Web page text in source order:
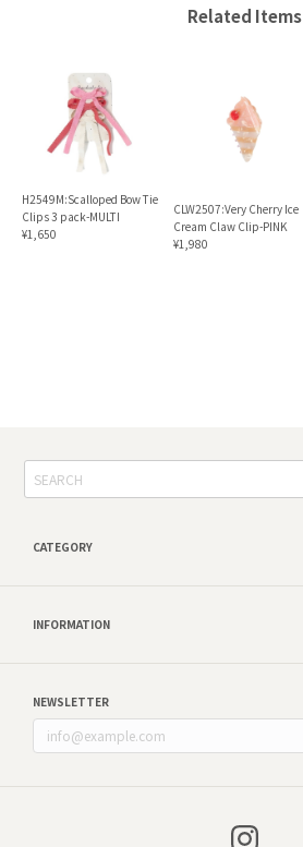
Related Items
H2549M:Scalloped Bow Tie
Clips 3 pack-MULTI
¥1,650
CLW2507:Very Cherry Ice
Cream Claw Clip-PINK
¥1,980
CATEGORY
INFORMATION
NEWSLETTER